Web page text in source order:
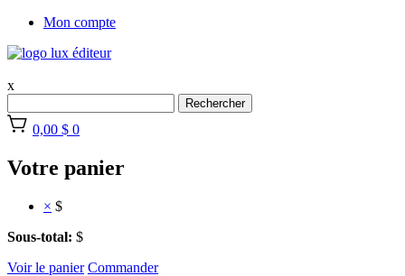
Mon compte
x
Rechercher
0,00 $ 0
Votre panier
× $
Sous-total: $
Voir le panier Commander